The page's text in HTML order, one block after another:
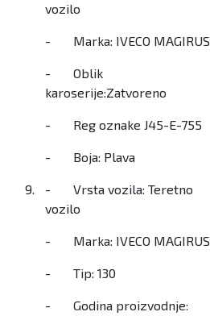
vozilo
- Marka: IVECO MAGIRUS
- Oblik
karoserije:Zatvoreno
- Reg oznake J45-E-755
- Boja: Plava
9.
- Vrsta vozila: Teretno
vozilo
- Marka: IVECO MAGIRUS
- Tip: 130
- Godina proizvodnje: